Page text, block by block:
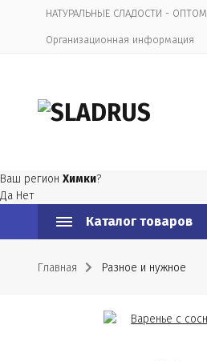
НАТУРАЛЬНЫЕ СЛАДОСТИ - ОПТОМ
Организационная информация
Ваш регион Химки?
Да Нет
Каталог товаров
Главная Разное и нужное